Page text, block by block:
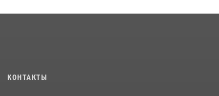
рассказал о службе во вневедомственной охране
КОНТАКТЫ